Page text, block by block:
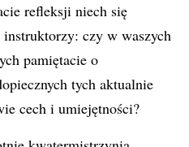
refleksji niech się
czy w waszych
pamiętacie o
tych aktualnie
cech i umiejętności?